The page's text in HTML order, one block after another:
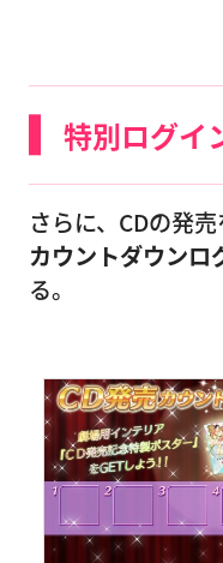
特別ログイ
さらに、CDの発
カウントダウンロ
る。